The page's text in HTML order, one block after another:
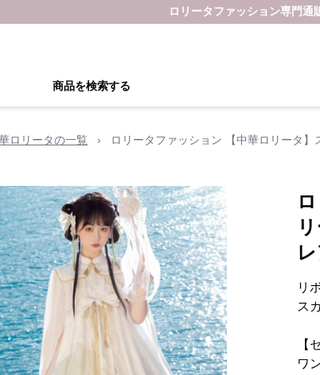
ロリータファッション専門通
商品を検索する
ロリータの一覧 › ロリータファッション 【中華ロリータ
リ
ス
【
ワ